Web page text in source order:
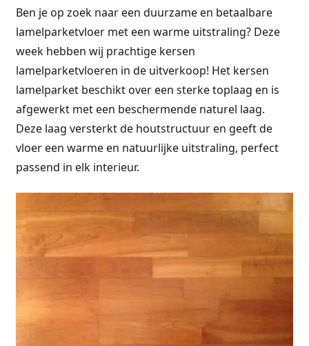
Ben je op zoek naar een duurzame en betaalbare
lamelparketvloer met een warme uitstraling? Deze
week hebben wij prachtige kersen
lamelparketvloeren in de uitverkoop! Het kersen
lamelparket beschikt over een sterke toplaag en is
afgewerkt met een beschermende naturel laag.
Deze laag versterkt de houtstructuur en geeft de
vloer een warme en natuurlijke uitstraling, perfect
passend in elk interieur.